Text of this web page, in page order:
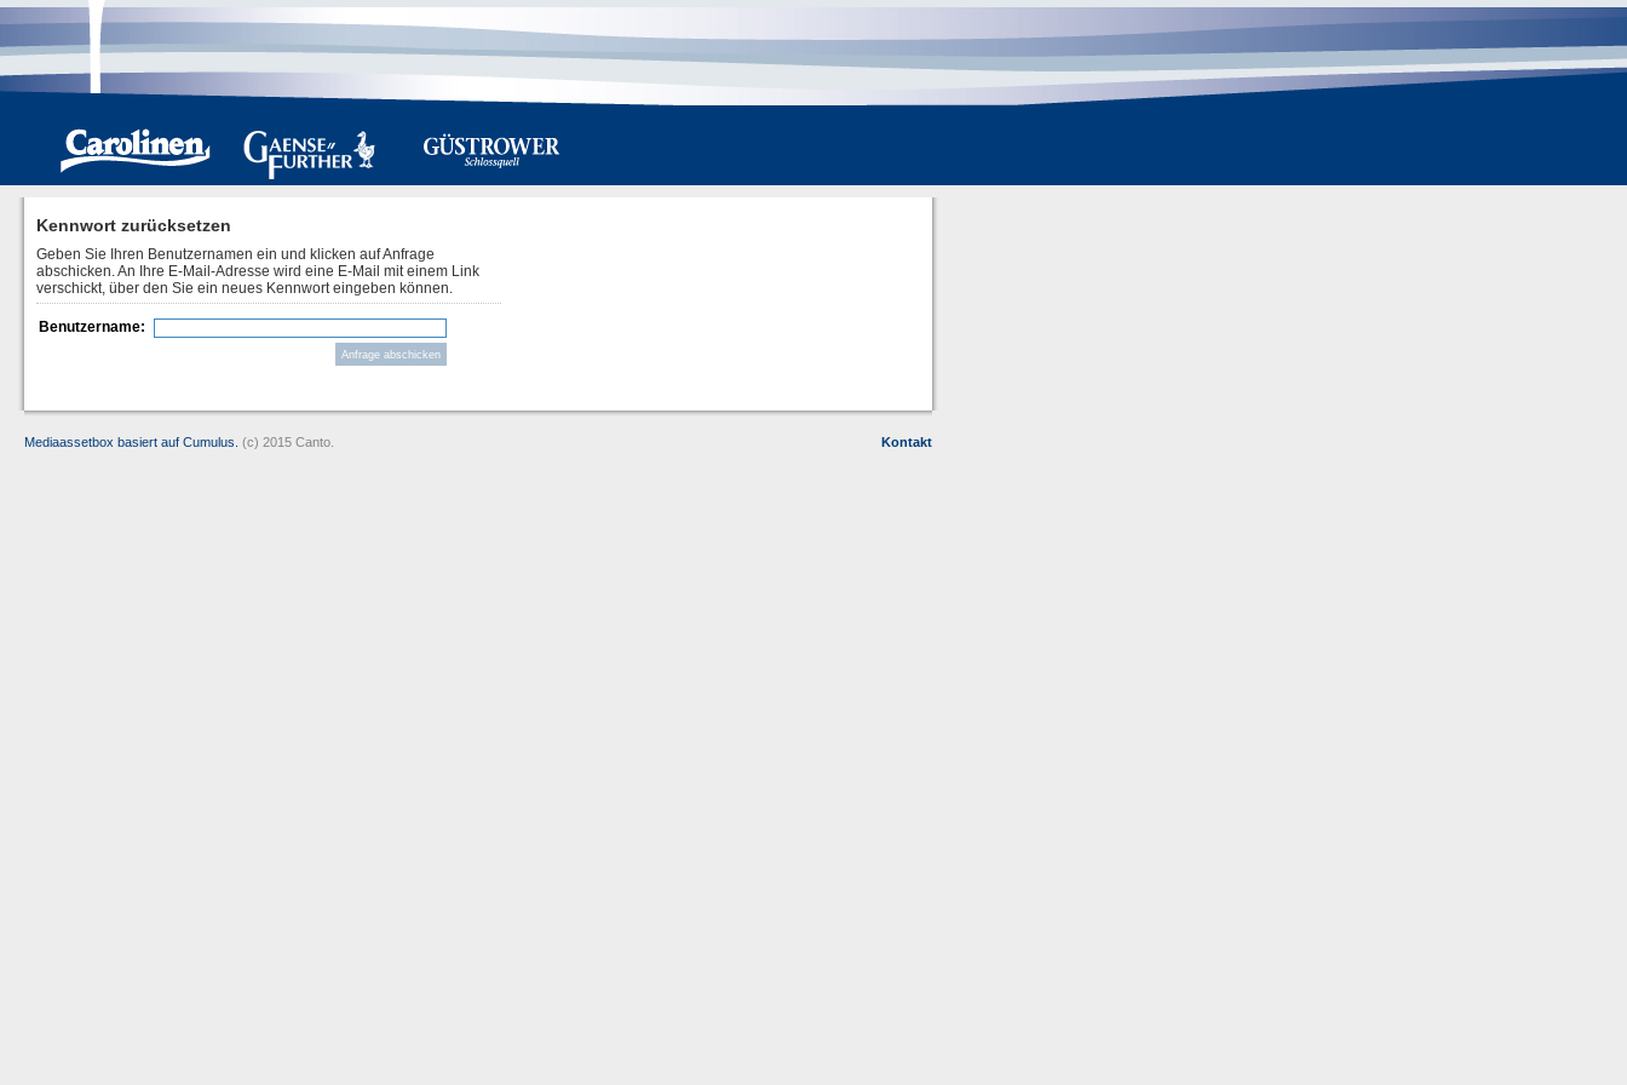
Kennwort zurücksetzen
Geben Sie Ihren Benutzernamen ein und klicken auf Anfrage
abschicken. An Ihre E-Mail-Adresse wird eine E-Mail mit einem Link
verschickt, über den Sie ein neues Kennwort eingeben können.
Benutzername:
Mediaassetbox basiert auf Cumulus. (c) 2015 Canto. Kontakt